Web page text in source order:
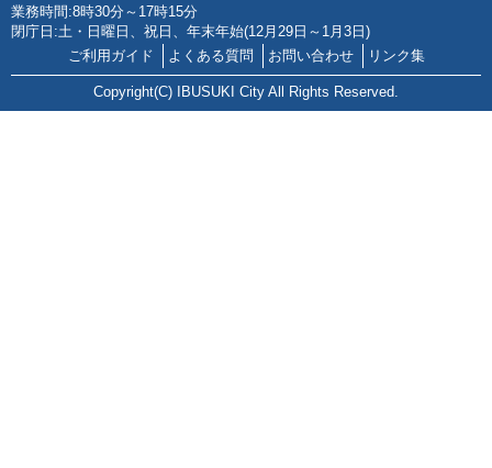
業務時間:8時30分～17時15分
閉庁日:土・日曜日、祝日、年末年始(12月29日～1月3日)
ご利用ガイド
よくある質問 お問い合わせ リンク集
Copyright(C) IBUSUKI City All Rights Reserved.